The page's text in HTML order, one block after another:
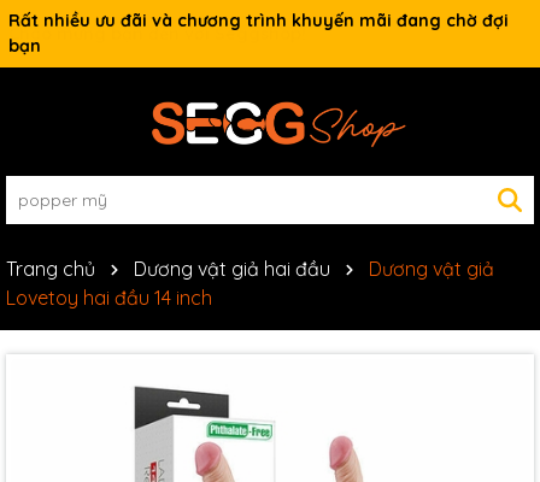
Rất nhiều ưu đãi và chương trình khuyến mãi đang chờ đợi
bạn
Trang chủ Dương vật giả hai đầu
Dương vật giả
Lovetoy hai đầu 14 inch